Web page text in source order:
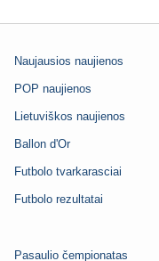
Naujausios naujienos
POP naujienos
Lietuviškos naujienos
Ballon d'Or
Futbolo tvarkarasciai
Futbolo rezultatai
Pasaulio čempionatas